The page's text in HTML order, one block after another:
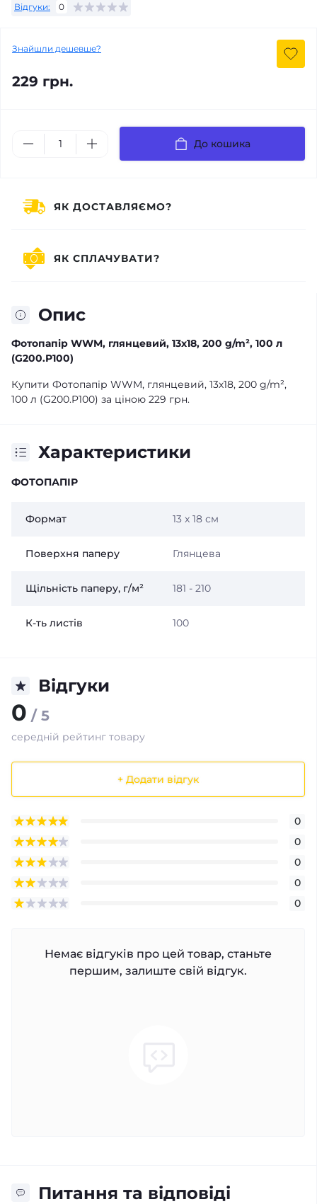
Відгуки: 0
Знайшли дешевше?
229 грн.
До кошика
Опис
Фотопапір WWM, глянцевий, 13х18, 200 g/m², 100 л
(G200.P100)
Купити Фотопапір WWM, глянцевий, 13х18, 200 g/m²,
100 л (G200.P100) за ціною 229 грн.
Характеристики
ФОТОПАПІР
Формат 13 x 18 см
Поверхня паперу Глянцева
Щільність паперу, г/м² 181 - 210
К-ть листів 100
Відгуки
0 / 5
середній рейтинг товару
+ Додати відгук
0
0
0
0
0
Немає відгуків про цей товар, станьте
першим, залиште свій відгук.
Питання та відповіді
ЯК ДОСТАВЛЯЄМО?
ЯК СПЛАЧУВАТИ?